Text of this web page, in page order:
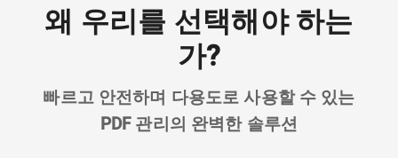
왜 우리를 선택해야 하는
가?
빠르고 안전하며 다용도로 사용할 수 있는
PDF 관리의 완벽한 솔루션